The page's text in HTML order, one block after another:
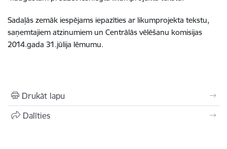
Sadaļās zemāk iespējams iepazīties ar likumprojekta tekstu,
saņemtajiem atzinumiem un Centrālās vēlēšanu komisijas
2014.gada 31.jūlija lēmumu.
Drukāt lapu
Dalīties